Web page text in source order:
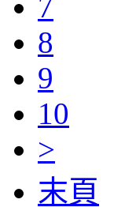
8
9
10
>
末頁